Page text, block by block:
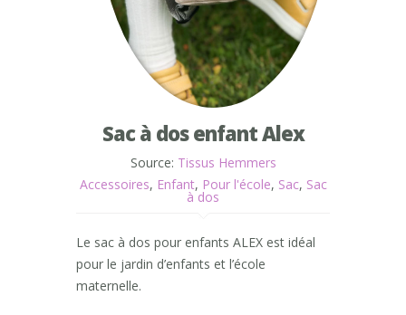
Sac à dos enfant Alex
Source: Tissus Hemmers
Accessoires, Enfant, Pour l'école, Sac, Sac
à dos
Le sac à dos pour enfants ALEX est idéal
pour le jardin d’enfants et l’école
maternelle.